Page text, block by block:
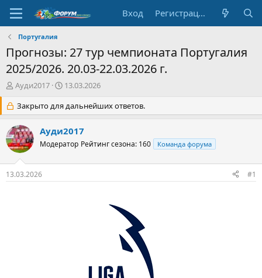
Вход Регистрация
Португалия
Прогнозы: 27 тур чемпионата Португалия
2025/2026. 20.03-22.03.2026 г.
А
т
о
р
т
е
м
Ауди2017
Д
т
а
н
а
ч
а
13.03.2026
Закрыто для дальнейших ответов.
Ауди2017
Модератор Рейтинг сезона: 160 Команда форума
13.03.2026 #1